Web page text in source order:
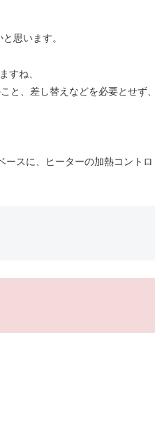
思います。
すね、
と、差し替えなどを必要とせず、
ースに、ヒーターの加熱コントロ